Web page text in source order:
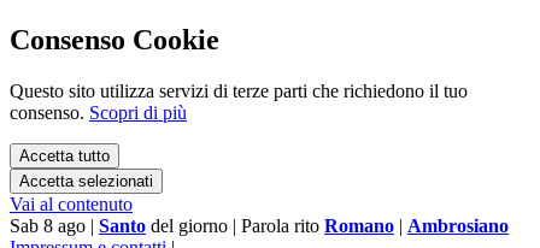
Consenso Cookie
Questo sito utilizza servizi di terze parti che richiedono il tuo
consenso. Scopri di più
Accetta tutto
Accetta selezionati
Vai al contenuto
Sab 8 ago | Santo del giorno | Parola rito Romano | Ambrosiano